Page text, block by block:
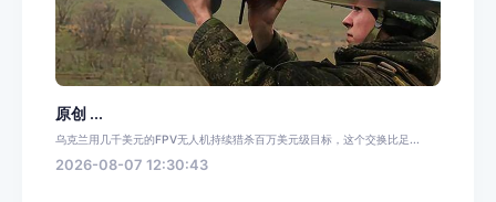
原创 ...
乌克兰用几千美元的FPV无人机持续猎杀百万美元级目标，这个交换比足...
2026-08-07 12:30:43